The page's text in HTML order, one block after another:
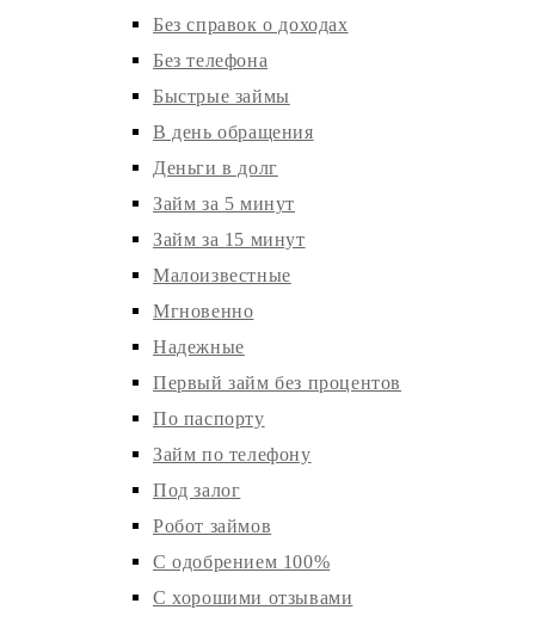
Без справок о доходах
Без телефона
Быстрые займы
В день обращения
Деньги в долг
Займ за 5 минут
Займ за 15 минут
Малоизвестные
Мгновенно
Надежные
Первый займ без процентов
По паспорту
Займ по телефону
Под залог
Робот займов
С одобрением 100%
С хорошими отзывами